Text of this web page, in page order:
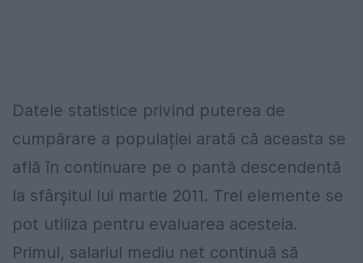
Datele statistice privind puterea de
cumpărare a populației arată că aceasta se
află în continuare pe o pantă descendentă
la sfârșitul lui martie 2011. Trei elemente se
pot utiliza pentru evaluarea acesteia.
Primul, salariul mediu net continuă să